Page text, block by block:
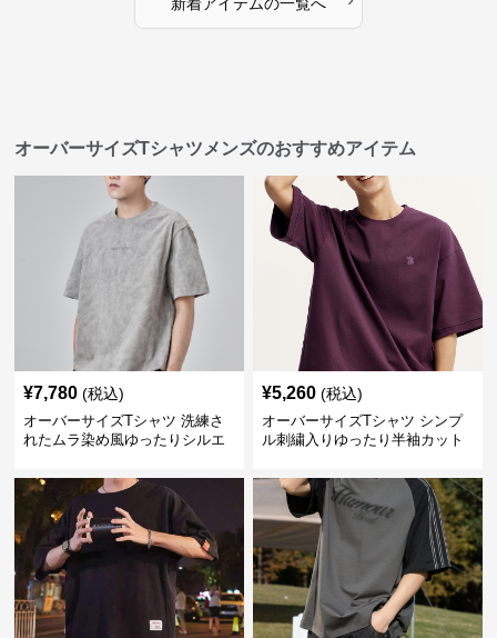
オーバーサイズTシャツメンズのおすすめアイテム
¥7,780 (税込)
オーバーサイズTシャツ 洗練さ
れたムラ染め風ゆったりシルエ
¥5,260 (税込)
オーバーサイズTシャツ シンプ
ル刺繍入りゆったり半袖カット